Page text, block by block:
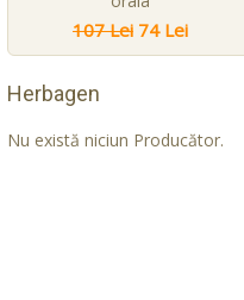
107 Lei 74 Lei
Herbagen
Nu există niciun Producător.